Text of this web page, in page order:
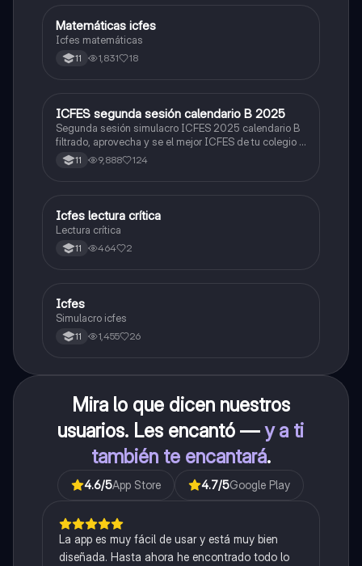
ICFES: Matemáticas
Matemáticas icfes
Icfes matemáticas
11 1,831 18
ICFES: Lectura Crítica
ICFES segunda sesión calendario B 2025
Segunda sesión simulacro ICFES 2025 calendario B
filtrado, aprovecha y se el mejor ICFES de tu colegio y
poder ingresar a universidad, y estudiar aquella
carrera con la que tanto sueñas.
11 9,888 124
Lengua Castellana
Icfes lectura crítica
Lectura crítica
11 464 2
ICFES: Sociales y Ciudadanas
Icfes
Simulacro icfes
11 1,455 26
Mira lo que dicen nuestros
usuarios. Les encantó —y a ti
también te encantará.
4.6/5App Store 4.7/5Google Play
La app es muy fácil de usar y está muy bien
diseñada. Hasta ahora he encontrado todo lo